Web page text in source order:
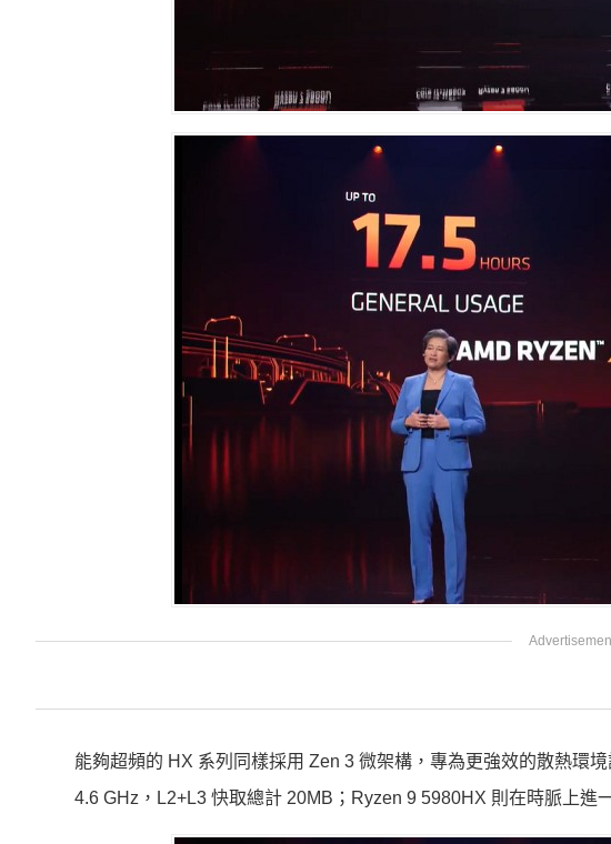
能夠超頻的 HX 系列同樣採用 Zen 3 微架構，專為更強效的散熱環
4.6 GHz，L2+L3 快取總計 20MB；Ryzen 9 5980HX 則在時脈上進